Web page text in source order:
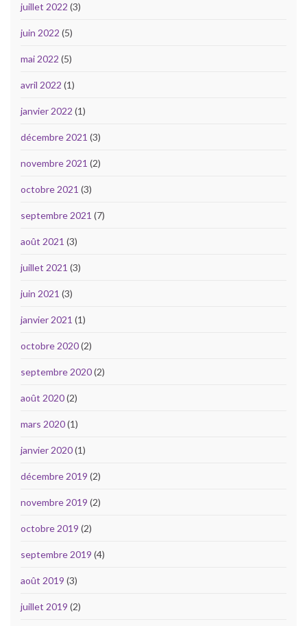
juillet 2022 (3)
juin 2022 (5)
mai 2022 (5)
avril 2022 (1)
janvier 2022 (1)
décembre 2021 (3)
novembre 2021 (2)
octobre 2021 (3)
septembre 2021 (7)
août 2021 (3)
juillet 2021 (3)
juin 2021 (3)
janvier 2021 (1)
octobre 2020(2)
septembre 2020(2)
août 2020(2)
mars 2020(1)
janvier 2020(1)
décembre 2019 (2)
novembre 2019 (2)
octobre 2019 (2)
septembre 2019 (4)
août 2019 (3)
juillet 2019 (2)